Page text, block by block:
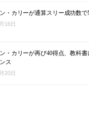
・カリーが通算スリー成功数
16日
・カリーが再び40得点、教科
ス
20日